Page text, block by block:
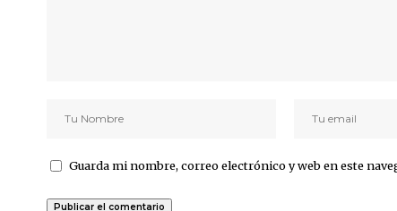
Guarda mi nombre, correo electrónico y web en este